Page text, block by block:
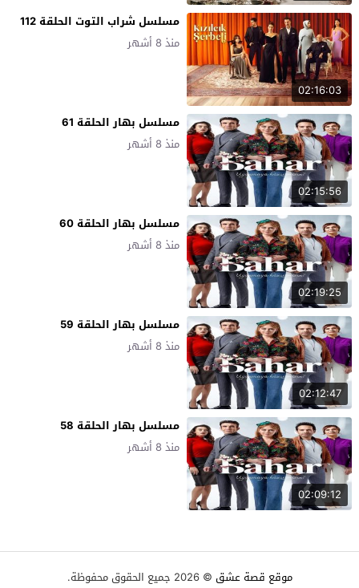
02:16:03
مسلسل شراب التوت الحلقة 112
منذ 8 أشهر
02:15:56
مسلسل بهار الحلقة 61
منذ 8 أشهر
02:19:25
مسلسل بهار الحلقة 60
منذ 8 أشهر
02:12:47
مسلسل بهار الحلقة 59
منذ 8 أشهر
02:09:12
مسلسل بهار الحلقة 58
منذ 8 أشهر
موقع قصة عشق © 2026 جميع الحقوق محفوظة.